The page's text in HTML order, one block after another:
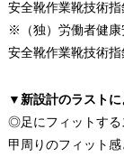
安全靴作業靴技術
※（独）労働者健康
安全靴作業靴技術
▼新設計のラスト
◎足にフィットする
甲周りのフィット感